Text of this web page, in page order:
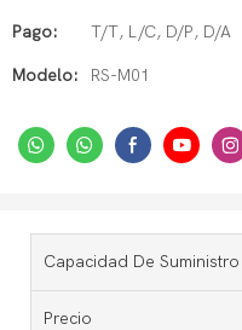
Pago: T/T, L/C, D/P, D/A
Modelo: RS-M01
Capacidad De Suministro
Precio